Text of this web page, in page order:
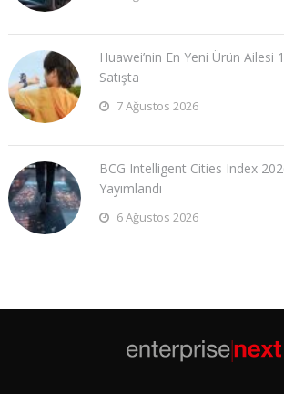
Huawei’nin En Yeni Ürün Ailesi
Satışta
7 Ağustos 2026
BCG Intelligent Cities Index
Yayımlandı
6 Ağustos 2026